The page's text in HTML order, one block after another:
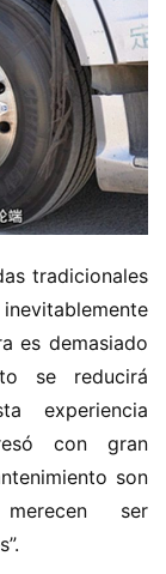
tradicionales
es demasiado
se reducirá
experiencia
con gran
son
ser